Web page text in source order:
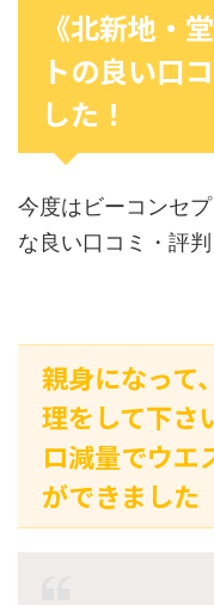
《北新地・
トの良い口
した！
今度はビーコンセ
な良い口コミ・評
親身になって
理をして下さ
ロ減量でウエ
ができました